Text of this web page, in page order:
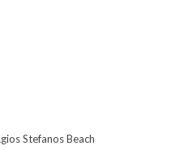
Stefanos Beach